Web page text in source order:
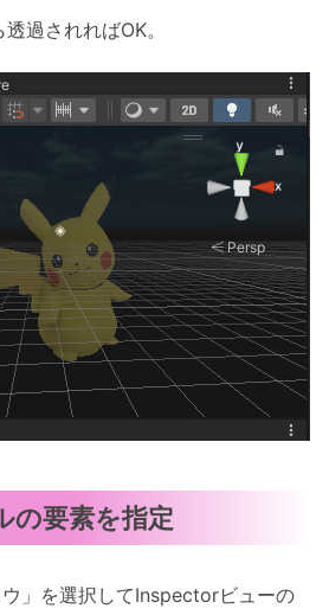
過されればOK。
の要素を指定
」を選択してInspectorビューの